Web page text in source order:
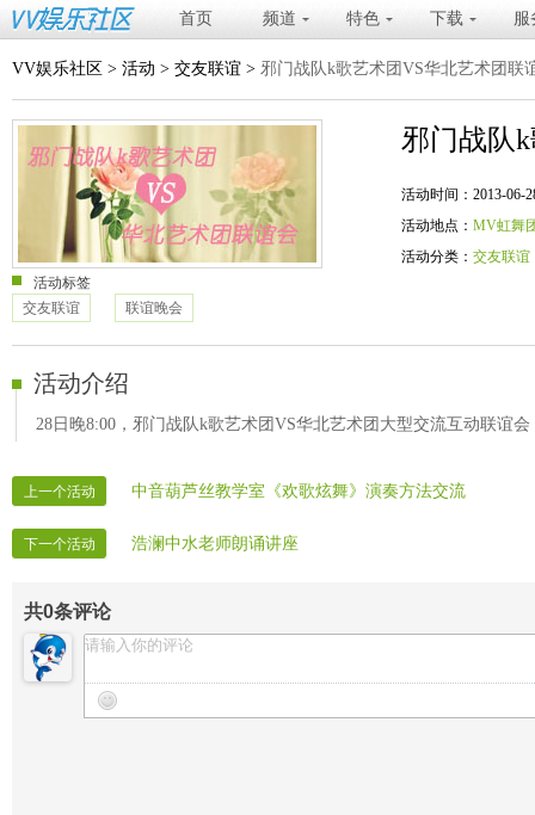
首页 频道 特色 下载 服
VV娱乐社区 > 活动 > 交友联谊 > 邪门战队k歌艺术团VS华北艺术团联
邪门战队
活动时间：2013-06-
活动地点： MV虹舞
活动分类： 交友联谊
活动标签
交友联谊
联谊晚会
活动介绍
28日晚8:00，邪门战队k歌艺术团VS华北艺术团大型交流互动联谊
上一个活动 中音葫芦丝教学室《欢歌炫舞》演奏方法交流
下一个活动 浩澜中水老师朗诵讲座
共0条评论